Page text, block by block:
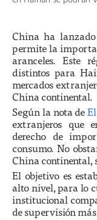
China ha
permite la
aranceles. Este
distintos para
mercados
China continental.
Según la nota de
extranjeros que
derecho de
consumo. No
China continental,
El objetivo es
alto nivel, para lo
institucional
de supervisión